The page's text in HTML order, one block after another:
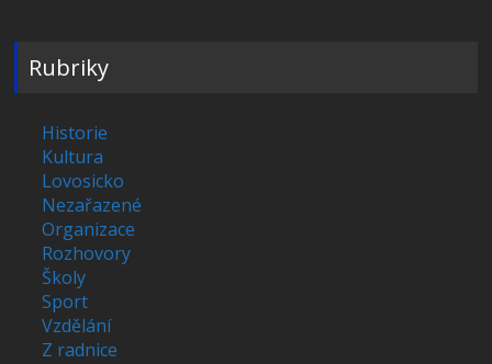
Rubriky
Historie
Kultura
Lovosicko
Nezařazené
Organizace
Rozhovory
Školy
Sport
Vzdělání
Z radnice